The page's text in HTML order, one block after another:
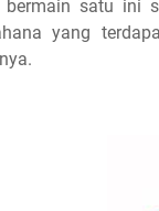
bermain satu ini
yang